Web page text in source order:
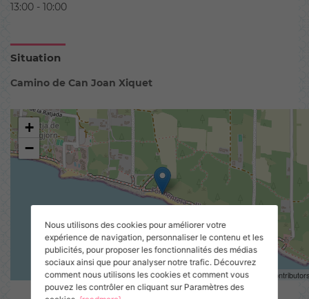
13:00 - 10:00
Situation
Camino de Can Joan Xiquet
+
−
Leaflet| ©OpenStreetMap
Nous utilisons des cookies pour améliorer votre
expérience de navigation, personnaliser le contenu et les
publicités, pour proposer les fonctionnalités des médias
sociaux ainsi que pour analyser notre trafic. Découvrez
comment nous utilisons les cookies et comment vous
pouvez les contrôler en cliquant sur Paramètres des